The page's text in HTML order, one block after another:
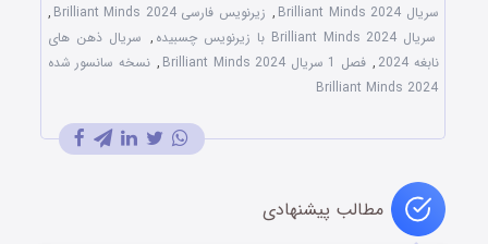
سریال Brilliant Minds 2024
, زیرنویس فارسی Brilliant Minds 2024
,
سریال Brilliant Minds 2024 با زیرنویس چسبیده
, سریال ذهن های
نابغه 2024
, فصل 1 سریال Brilliant Minds 2024 , نسخه سانسور شده
Brilliant Minds 2024
مطالب پیشنهادی